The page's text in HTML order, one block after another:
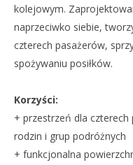
kolejowym.
naprzeciwko siebie,
czterech pasażerów,
spożywaniu posiłków.
Korzyści:
+ przestrzeń dla
rodzin i grup podróżnych
+ funkcjonalna